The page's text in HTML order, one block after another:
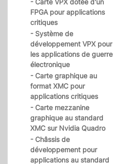
- Carte VPX dotée d'un
FPGA pour applications
critiques
- Système de
développement VPX pour
les applications de guerre
électronique
- Carte graphique au
format XMC pour
applications critiques
- Carte mezzanine
graphique au standard
XMC sur Nvidia Quadro
- Châssis de
développement pour
applications au standard